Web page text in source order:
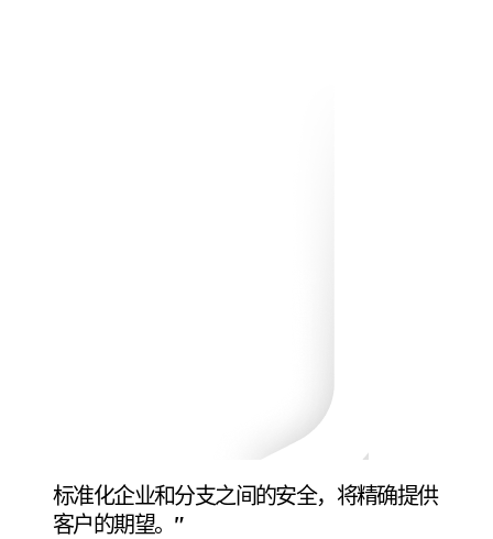
标准化企业和分支之间的安全，将精确提供
客户的期望。"